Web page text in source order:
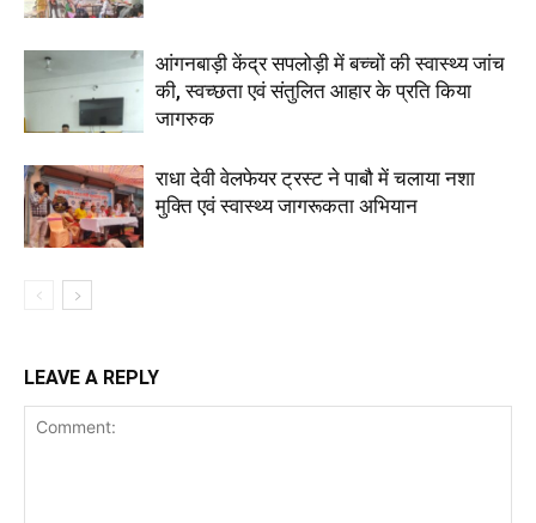
आंगनबाड़ी केंद्र सपलोड़ी में बच्चों की स्वास्थ्य जांच
की, स्वच्छता एवं संतुलित आहार के प्रति किया
जागरुक
राधा देवी वेलफेयर ट्रस्ट ने पाबौ में चलाया नशा
मुक्ति एवं स्वास्थ्य जागरूकता अभियान
LEAVE A REPLY